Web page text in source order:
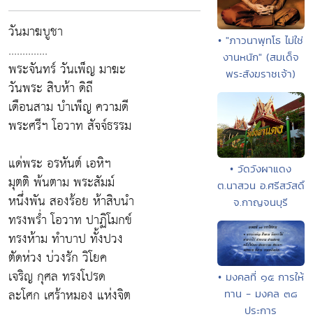
วันมาฆบูชา
..............
พระจันทร์ วันเพ็ญ มาฆะ
วันพระ สิบห้า ดิถี
เดือนสาม บำเพ็ญ ความดี
พระศรีฯ โอวาท สัจจ์ธรรม
แด่พระ อรหันต์ เอหิฯ
มุตติ พ้นตาม พระสัมม์
หนึ่งพัน สองร้อย ห้าสิบนำ
ทรงพร่ำ โอวาท ปาฏิโมกข์
ทรงห้าม ทำบาป ทั้งปวง
ตัดห่วง บ่วงรัก วิโยค
เจริญ กุศล ทรงโปรด
ละโศก เศร้าหมอง แห่งจิต
• "ภาวนาพุทโธ ไม่ใช่
งานหนัก" (สมเด็จ
พระสังฆราชเจ้า)
• วัดวังผาแดง
ต.นาสวน อ.ศรีสวัสดิ์
จ.กาญจนบุรี
• มงคลที่ ๑๕ การให้
ทาน - มงคล ๓๘
ประการ